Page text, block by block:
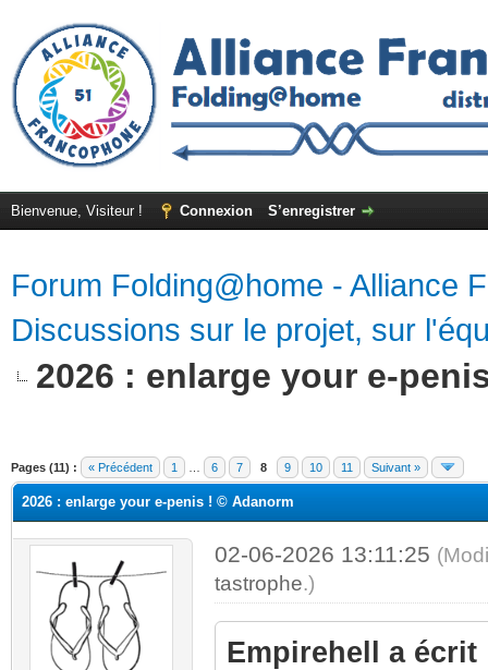
Bienvenue, Visiteur ! Connexion S’enregistrer
Forum Folding@home - Alliance
Discussions sur le projet, sur
2026 : enlarge your e-
Pages (11) : « Précédent 1 6 7 8 9 10 11 Suivant »
2026 : enlarge your e-penis ! © Adanorm
02-06-2026 13:11:25
tastrophe.)
Empirehell a écrit